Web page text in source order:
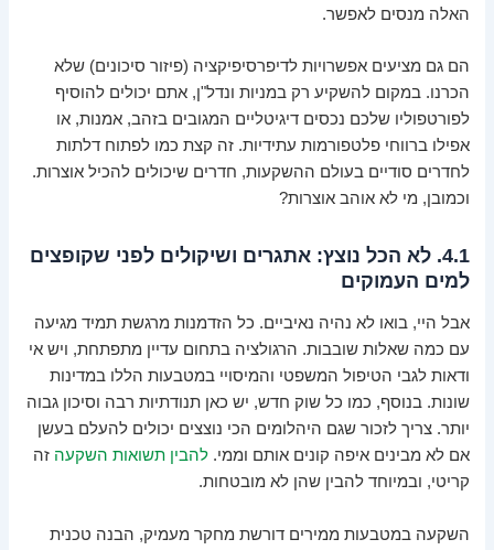
האלה מנסים לאפשר.
הם גם מציעים אפשרויות לדיפרסיפיקציה (פיזור סיכונים) שלא
הכרנו. במקום להשקיע רק במניות ונדל"ן, אתם יכולים להוסיף
לפורטפוליו שלכם נכסים דיגיטליים המגובים בזהב, אמנות, או
אפילו ברווחי פלטפורמות עתידיות. זה קצת כמו לפתוח דלתות
לחדרים סודיים בעולם ההשקעות, חדרים שיכולים להכיל אוצרות.
וכמובן, מי לא אוהב אוצרות?
4.1. לא הכל נוצץ: אתגרים ושיקולים לפני שקופצים
למים העמוקים
אבל היי, בואו לא נהיה נאיביים. כל הזדמנות מרגשת תמיד מגיעה
עם כמה שאלות שובבות. הרגולציה בתחום עדיין מתפתחת, ויש אי
ודאות לגבי הטיפול המשפטי והמיסויי במטבעות הללו במדינות
שונות. בנוסף, כמו כל שוק חדש, יש כאן תנודתיות רבה וסיכון גבוה
יותר. צריך לזכור שגם היהלומים הכי נוצצים יכולים להעלם בעשן
אם לא מבינים איפה קונים אותם וממי.להבין תשואות השקעה זה
קריטי, ובמיוחד להבין שהן לא מובטחות.
השקעה במטבעות ממירים דורשת מחקר מעמיק, הבנה טכנית